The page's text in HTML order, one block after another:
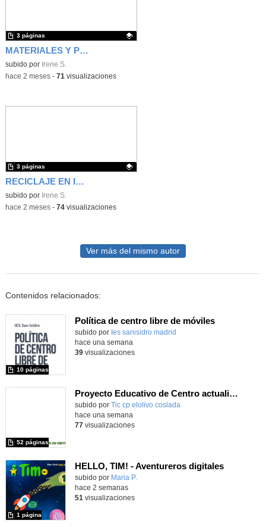
MATERIALES Y PROPIEDADES
Contenido educativo.
subido por Irene S.
3 páginas
-hace 2 meses- 71 visualizaciones
RECICLAJE EN INFANTIL CON TALEBOT
Contenido educativo.
subido por Irene S.
3 páginas
-hace 2 meses- 74visualizaciones
Ver más del mismo autor
Contenidos relacionados:
Política de centro libre de móviles
subido por Ies sanisidro madrid
10 páginas
hace una semana
39visualizaciones
Proyecto Educativo de Centro actualizado 2026
subido por Tic cp elolivo coslada
52 páginas
hace una semana
77visualizaciones
HELLO, TIM! - Aventureros digitales
Contenido educativo.
subido por Maria P.
1 página
hace 2 semanas
51 visualizaciones